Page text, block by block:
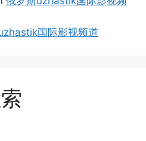
国际影视频道